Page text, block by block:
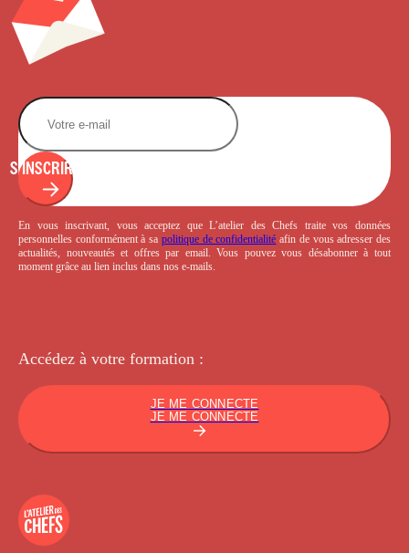
S'INSCRIRE
En vous inscrivant, vous acceptez que L’atelier des Chefs traite vos données
personnelles conformément à sa politique de confidentialité afin de vous adresser des
actualités, nouveautés et offres par email. Vous pouvez vous désabonner à tout
moment grâce au lien inclus dans nos e-mails.
Accédez à votre formation :
JE ME CONNECTE
JE ME CONNECTE